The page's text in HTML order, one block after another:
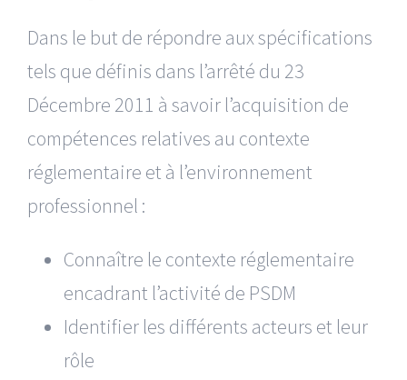
Dans le but de répondre aux spécifications
tels que définis dans l’arrêté du 23
Décembre 2011 à savoir l’acquisition de
compétences relatives au contexte
réglementaire et à l’environnement
professionnel :
Connaître le contexte réglementaire
encadrant l’activité de PSDM
Identifier les différents acteurs et leur
rôle